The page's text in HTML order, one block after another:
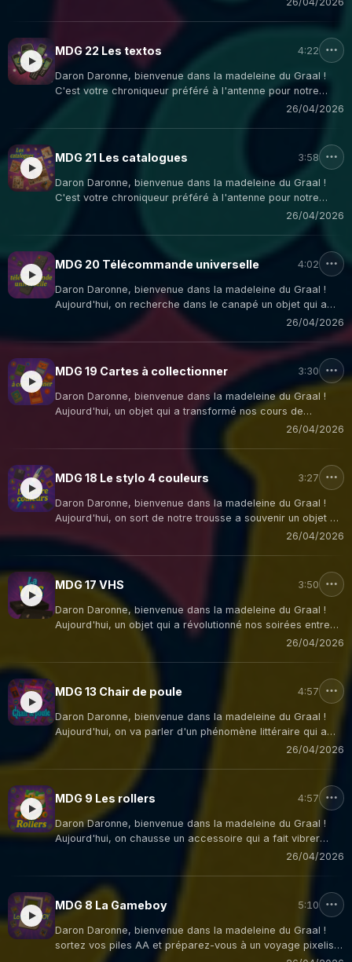
culinaire : le Micro-ondes!
MDG 22 Les textos 4:22
Daron Daronne, bienvenue dans la madeleine du Graal !
C'est votre chroniqueur préféré à l'antenne pour notre
rendez-vous "Nostalgie Nineties". Aujourd'hui, on plonge
Texto, ou SMS pour les puristes!
26/04/2026
MDG 21 Les catalogues 3:58
Daron Daronne, bienvenue dans la madeleine du Graal !
C'est votre chroniqueur préféré à l'antenne pour notre
rendez-vous "Nostalgie Nineties". Aujourd'hui, on plonge
correspondance!
26/04/2026
MDG 20 Télécommande universelle 4:02
Daron Daronne, bienvenue dans la madeleine du Graal !
Aujourd'hui, on recherche dans le canapé un objet qui a
révolutionné nos soirées et nous a fait hurler de frustration
: la télécommande universelle!
26/04/2026
MDG 19 Cartes à collectionner 3:30
Daron Daronne, bienvenue dans la madeleine du Graal !
Aujourd'hui, un objet qui a transformé nos cours de
récréation en véritables zones de troc et de négociations
26/04/2026
MDG 18 Le stylo 4 couleurs 3:27
Daron Daronne, bienvenue dans la madeleine du Graal !
Aujourd'hui, on sort de notre trousse a souvenir un objet qui
a définitivement marqué notre adolescence et qui a fait
trembler plus d'un parent : le stylo 4 couleurs
26/04/2026
MDG 17 VHS 3:50
Daron Daronne, bienvenue dans la madeleine du Graal !
Aujourd'hui, un objet qui a révolutionné nos soirées entre
amis et nous a fait hurler de frustration : le magnétoscope
26/04/2026
MDG 13 Chair de poule 4:57
Daron Daronne, bienvenue dans la madeleine du Graal !
Aujourd'hui, on va parler d'un phénomène littéraire qui a
fait frissonner toute une génération : les livres "Chair de
trembler sous la couette avec une lampe de poche !
26/04/2026
MDG 9 Les rollers 4:57
Daron Daronne, bienvenue dans la madeleine du Graal !
Aujourd'hui, on chausse un accessoire qui a fait vibrer
l'asphalte de nos villes dans les années 90 : les rollers !
pouvait voler... jusqu'à la première chute !
26/04/2026
MDG 8 La Gameboy 5:10
Daron Daronne, bienvenue dans la madeleine du Graal !
sortez vos piles AA et préparez-vous à un voyage pixelisé